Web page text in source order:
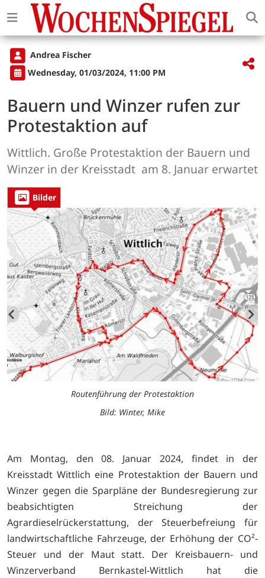
Andrea Fischer
Wednesday, 01/03/2024, 11:00 PM
Bauern und Winzer rufen zur
Protestaktion auf
Wittlich. Große Protestaktion der Bauern und
Winzer in der Kreisstadt am 8. Januar erwartet
Bilder
Routenführung der Protestaktion
Bild: Winter, Mike
Am Montag, den 08. Januar 2024, findet in der
Kreisstadt Wittlich eine Protestaktion der Bauern und
Winzer gegen die Sparpläne der Bundesregierung zur
beabsichtigten Streichung der
Agrardieselrückerstattung, der Steuerbefreiung für
landwirtschaftliche Fahrzeuge, der Erhöhung der CO²-
Steuer und der Maut statt. Der Kreisbauern- und
Winzerverband Bernkastel-Wittlich hat die